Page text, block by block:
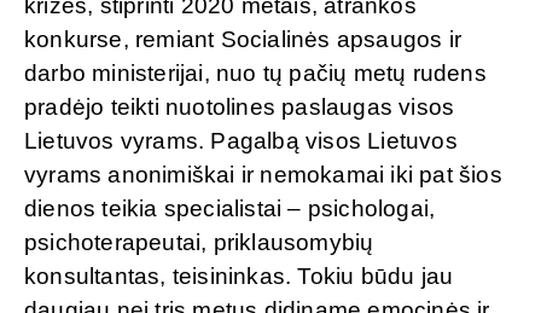
konkurse, remiant Socialinės apsaugos ir
darbo ministerijai, nuo tų pačių metų rudens
pradėjo teikti nuotolines paslaugas visos
Lietuvos vyrams. Pagalbą visos Lietuvos
vyrams anonimiškai ir nemokamai iki pat šios
dienos teikia specialistai – psichologai,
psichoterapeutai, priklausomybių
konsultantas, teisininkas. Tokiu būdu jau